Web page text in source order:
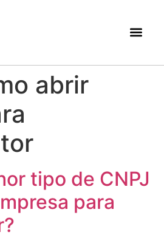
abrir
tipo de CNPJ
para